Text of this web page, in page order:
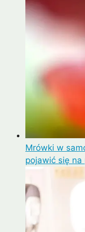
Mrówki w
pojawić się na